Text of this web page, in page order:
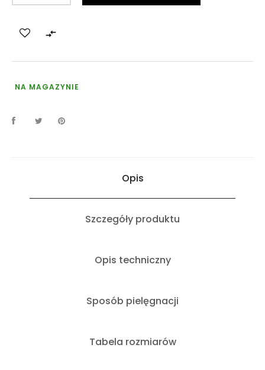

NA MAGAZYNIE
Opis
Szczegóły produktu
Opis techniczny
Sposób pielęgnacji
Tabela rozmiarów